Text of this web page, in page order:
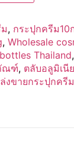
, กระปุกครีม10
, Wholesale
Thailand,
ณฑ์, ตลับอลูมิเนี
งขายกระปุกครีม